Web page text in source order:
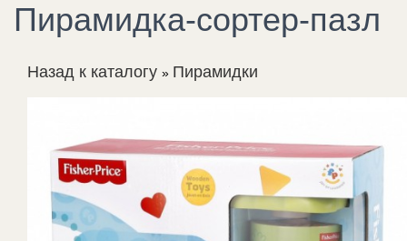
Пирамидка-сортер-пазл
Назад к каталогу Пирамидки